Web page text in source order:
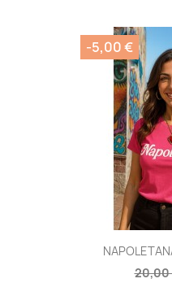
20,00
-5,00 €